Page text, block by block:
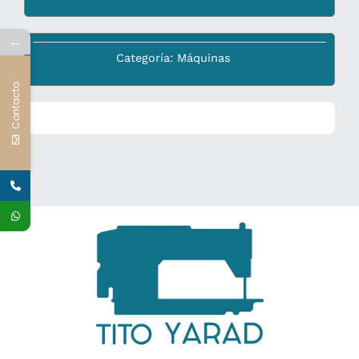
Categoría: Máquinas
←
Contacto